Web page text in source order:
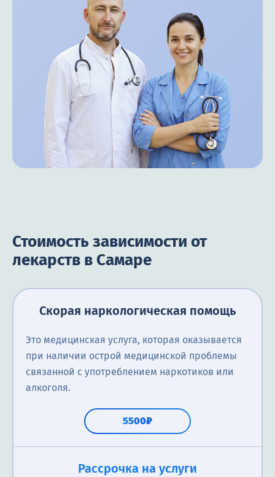
Стоимость зависимости от
лекарств в Самаре
Скорая наркологическая помощь
Это медицинская услуга, которая оказывается
при наличии острой медицинской проблемы
связанной с употреблением наркотиков или
алкоголя.
5500₽
Рассрочка на услуги